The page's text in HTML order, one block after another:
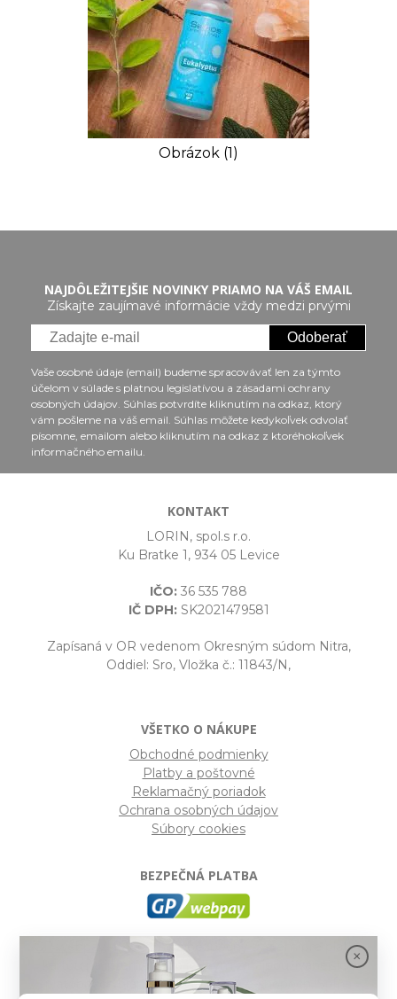
Obrázok (1)
NAJDÔLEŽITEJŠIE NOVINKY PRIAMO NA VÁŠ EMAIL
Získajte zaujímavé informácie vždy medzi prvými
Odoberať
Vaše osobné údaje (email) budeme spracovávať len za týmto
účelom v súlade s platnou legislatívou a zásadami ochrany
osobných údajov. Súhlas potvrdíte kliknutím na odkaz, ktorý
vám pošleme na váš email. Súhlas môžete kedykoľvek odvolať
písomne, emailom alebo kliknutím na odkaz z ktoréhokoľvek
informačného emailu.
KONTAKT
LORIN, spol.s r.o.
Ku Bratke 1, 934 05 Levice
IČO: 36 535 788
IČ DPH:SK2021479581
Zapísaná v OR vedenom Okresným súdom Nitra,
Oddiel: Sro, Vložka č.: 11843/N,
VŠETKO O NÁKUPE
Obchodné podmienky
Platby a poštovné
Reklamačný poriadok
Ochrana osobných údajov
Súbory cookies
BEZPEČNÁ PLATBA
- Moderný a bezpečný systém pre platby
kartou na internete. Je jedným z najpoužívanejších
platobných brán na slovenských e-shopoch. Spĺňa